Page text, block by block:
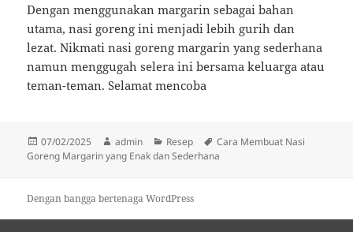
Dengan menggunakan margarin sebagai bahan
utama, nasi goreng ini menjadi lebih gurih dan
lezat. Nikmati nasi goreng margarin yang sederhana
namun menggugah selera ini bersama keluarga atau
teman-teman. Selamat mencoba
Diposkan
pada
07/02/2025 Penulis
admin Kategori
Resep Tag
Cara Membuat Nasi
Goreng Margarin yang Enak dan Sederhana
Dengan bangga bertenaga WordPress